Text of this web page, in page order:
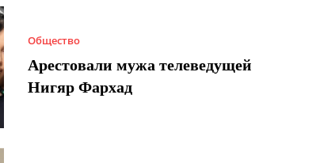
Общество
Арестовали мужа телеведущей
Нигяр Фархад